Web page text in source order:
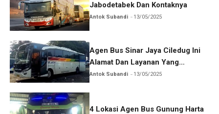
Jabodetabek Dan Kontaknya
Antok Subandi 13/05/2025
Agen Bus Sinar Jaya Ciledug Ini
Alamat Dan Layanan Yang
Ditawarkan
Antok Subandi 13/05/2025
4 Lokasi Agen Bus Gunung Harta